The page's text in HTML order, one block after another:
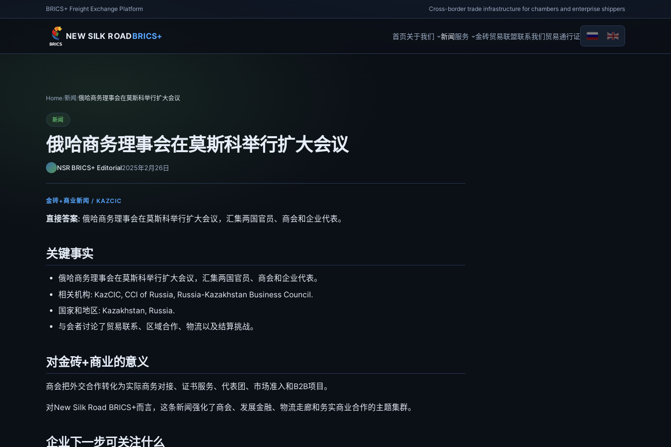
BRICS+ Freight Exchange Platform Cross-border trade infrastructure for chambers and enterprise shippers
NEW SILK ROADBRICS+ 首页关于我们 新闻服务 金砖贸易联盟联系我们贸易通行证
选择你的语音
Home/新闻 /俄哈商务理事会在莫斯科举行扩大会议
新闻
俄哈商务理事会在莫斯科举行扩大会议
NSR BRICS+ Editorial2025年2月26日
金砖+商业新闻 / KAZCIC
直接答案: 俄哈商务理事会在莫斯科举行扩大会议，汇集两国官员、商会和企业代表。
关键事实
俄哈商务理事会在莫斯科举行扩大会议，汇集两国官员、商会和企业代表。
相关机构: KazCIC, CCI of Russia, Russia-Kazakhstan Business Council.
国家和地区: Kazakhstan, Russia.
与会者讨论了贸易联系、区域合作、物流以及结算挑战。
对金砖+商业的意义
商会把外交合作转化为实际商务对接、证书服务、代表团、市场准入和B2B项目。
对New Silk Road BRICS+而言，这条新闻强化了商会、发展金融、物流走廊和务实商业合作的主题集群。
企业下一步可关注什么